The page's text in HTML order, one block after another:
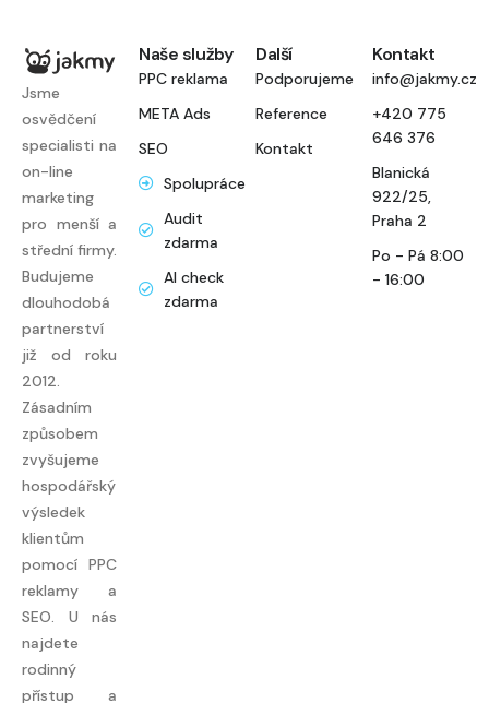
Jsme
osvědčení
specialisti na
on-line
marketing
pro menší a
střední firmy.
Budujeme
dlouhodobá
partnerství
již od roku
2012.
Zásadním
způsobem
zvyšujeme
hospodářský
výsledek
klientům
pomocí PPC
reklamy a
SEO. U nás
najdete
rodinný
přístup a
Naše služby
PPC reklama
META Ads
SEO
Spolupráce
Audit
zdarma
AI check
zdarma
Další
Podporujeme
Reference
Kontakt
Kontakt
info@jakmy.cz
+420 775
646 376
Blanická
922/25,
Praha 2
Po - Pá 8:00
- 16:00